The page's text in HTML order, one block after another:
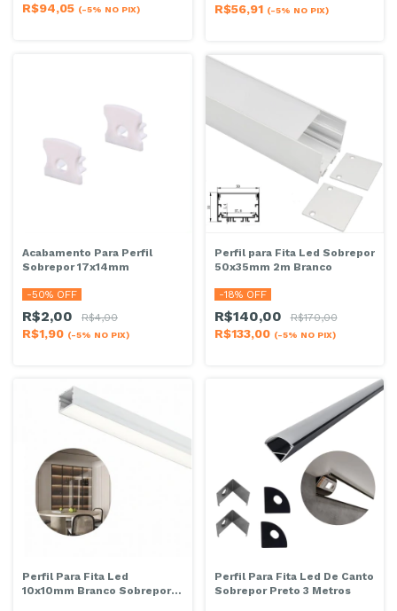
R$94,05 (-5% NO PIX) R$56,91 (-5% NO PIX)
Acabamento Para Perfil
Sobrepor 17x14mm
-50% OFF
R$2,00 R$4,00
R$1,90 (-5% NO PIX)
Perfil para Fita Led Sobrepor
50x35mm 2m Branco
-18% OFF
R$140,00 R$170,00
R$133,00 (-5% NO PIX)
Perfil Para Fita Led
10x10mm Branco Sobrepor 3
Perfil Para Fita Led De Canto
Sobrepor Preto 3 Metros